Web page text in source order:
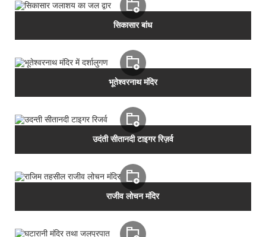
सिकासार बांध
भूतेश्वरनाथ मंदिर
उदंती सीतानदी टाइगर रिज़र्व
राजीव लोचन मंदिर